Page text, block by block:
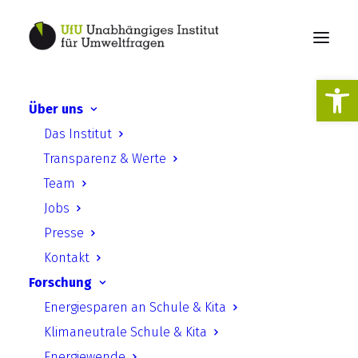
Über uns
Das Institut
Transparenz & Werte
Team
Jobs
Presse
Kontakt
Forschung
Energiesparen an Schule & Kita
Klimaneutrale Schule & Kita
Studienbesuche für
grenzüberschreitenden
Austausch und mehr
Klimaschutzaktionen
Lehrkräfte und Vertreter*innen von